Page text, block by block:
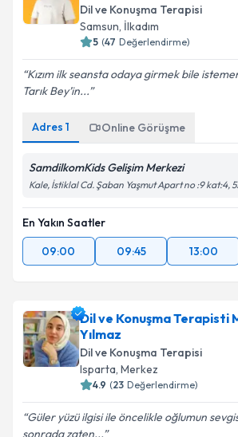
Dil ve Konuşma Terapisi
Samsun, İlkadım
5 (47 Değerlendirme)
Kızım ilk seansta odaya girmek bile
Tarık Bey’in...
Adres 1 Online Görüşme
SamdilkomKids Gelişim Merkezi
Kale, İstiklal Cd. Şaban Yaşmut Apart no :9 kat:4,
En Yakın Saatler
09:00
09:45 13:00
Dil ve Konuşma Terapisti
Yılmaz
Dil ve Konuşma Terapisi
Isparta, Merkez
4.9 (23 Değerlendirme)
Güler yüzü ilgisi ile öncelikle oğlumun
sonrada zaten...